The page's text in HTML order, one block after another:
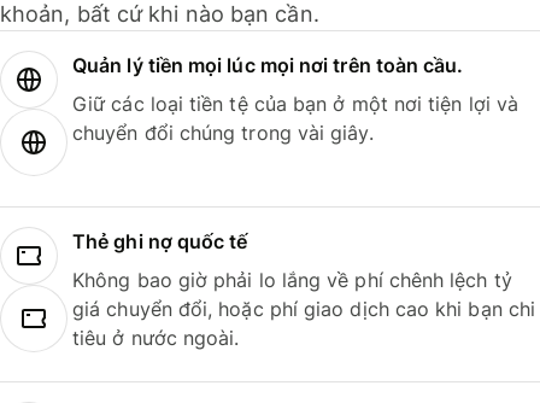
khoản, bất cứ khi nào bạn cần.
Quản lý tiền mọi lúc mọi nơi trên toàn cầu.
Giữ các loại tiền tệ của bạn ở một nơi tiện lợi và
chuyển đổi chúng trong vài giây.
Thẻ ghi nợ quốc tế
Không bao giờ phải lo lắng về phí chênh lệch tỷ
giá chuyển đổi, hoặc phí giao dịch cao khi bạn chi
tiêu ở nước ngoài.